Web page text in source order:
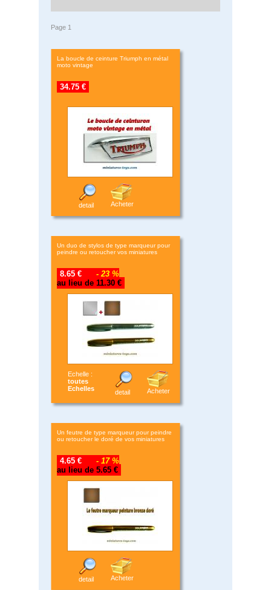
Page 1
La boucle de ceinture Triumph en métal
moto vintage
34.75 €
detail Acheter
Un duo de stylos de type marqueur pour
peindre ou retoucher vos miniatures
8.65 €
- 23 %
au lieu de 11.30 €
Echelle :
toutes
Echelles
detail Acheter
Un feutre de type marqueur pour peindre
ou retoucher le doré de vos miniatures
4.65 €
- 17 %
au lieu de 5.65 €
detail Acheter